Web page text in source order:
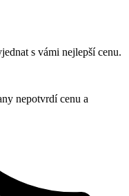
s vámi nejlepší cenu.
nepotvrdí cenu a